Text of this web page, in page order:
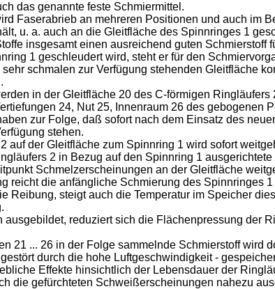
das genannte feste Schmiermittel.
Faserabrieb an mehreren Positionen und auch im
u. a. auch an die Gleitfläche des Spinnringes 1
insgesamt einen ausreichend guten
1 geschleudert wird, steht er für den
schmalen zur Verfügung stehenden Gleitfläche
in der Gleitfläche 20 des C-förmigen
24, Nut 25, Innenraum 26 des gebogenen
zur Folge, daß sofort nach dem Einsatz des
stehen.
auf der Gleitfläche zum Spinnring 1 wird sofort
2 in Bezug auf den Spinnring 1
Schmelzerscheinungen an der Gleitfläche
reicht die anfängliche Schmierung des Spinnringes
Reibung, steigt auch die Temperatur im Speicher
ausgebildet, reduziert sich die Flächenpressung
21 ... 26 in der Folge sammelnde Schmierstoff
durch die hohe Luftgeschwindigkeit -
Effekte hinsichtlich der Lebensdauer der
die gefürchteten Schweißerscheinungen nahezu